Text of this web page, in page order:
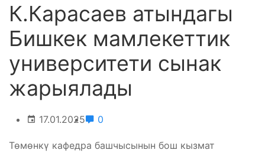
К.Карасаев атындагы
Бишкек мамлекеттик
университети сынак
жарыялады
17.01.2025 0
Төмөнкү кафедра башчысынын бош кызмат